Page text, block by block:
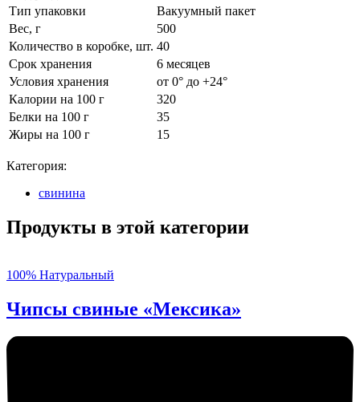
Тип упаковки
Вакуумный пакет
Вес, г
500
Количество в коробке, шт. 40
Срок хранения
6 месяцев
Условия хранения
от 0° до +24°
Калории на 100 г
320
Белки на 100 г
35
Жиры на 100 г
15
Категория:
свинина
Продукты в этой категории
100% Натуральный
Чипсы свиные «Мексика»